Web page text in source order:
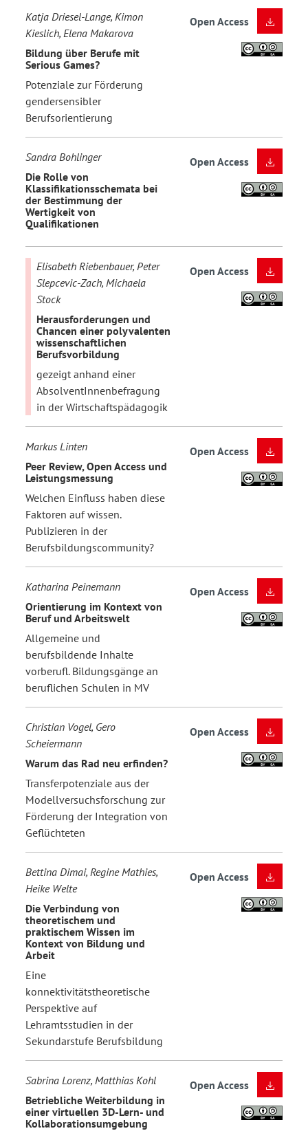
Katja Driesel-Lange, Kimon
Kieslich, Elena Makarova
Bildung über Berufe mit
Serious Games?
Potenziale zur Förderung
gendersensibler
Berufsorientierung
Open Access
Sandra Bohlinger
Die Rolle von
Klassifikationsschemata bei
der Bestimmung der
Wertigkeit von
Qualifikationen
Open Access
Elisabeth Riebenbauer, Peter
Slepcevic-Zach, Michaela
Stock
Herausforderungen und
Chancen einer polyvalenten
wissenschaftlichen
Berufsvorbildung
gezeigt anhand einer
AbsolventInnenbefragung
in der Wirtschaftspädagogik
Open Access
Markus Linten
Peer Review, Open Access und
Leistungsmessung
Welchen Einfluss haben diese
Faktoren auf wissen.
Publizieren in der
Berufsbildungscommunity?
Open Access
Katharina Peinemann
Orientierung im Kontext von
Beruf und Arbeitswelt
Allgemeine und
berufsbildende Inhalte
vorberufl. Bildungsgänge an
beruflichen Schulen in MV
Open Access
Christian Vogel, Gero
Scheiermann
Warum das Rad neu erfinden?
Transferpotenziale aus der
Modellversuchsforschung zur
Förderung der Integration von
Geflüchteten
Open Access
Bettina Dimai, Regine Mathies,
Heike Welte
Die Verbindung von
theoretischem und
praktischem Wissen im
Kontext von Bildung und
Arbeit
Eine
konnektivitätstheoretische
Perspektive auf
Lehramtsstudien in der
Sekundarstufe Berufsbildung
Open Access
Sabrina Lorenz, Matthias Kohl
Betriebliche Weiterbildung in
einer virtuellen 3D-Lern- und
Kollaborationsumgebung
Open Access